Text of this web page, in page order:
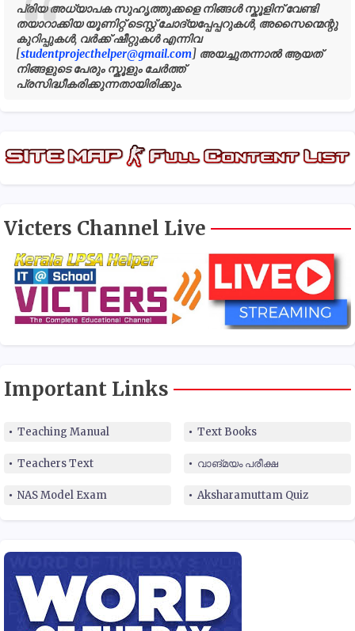
പ്രിയ അധ്യാപക സുഹൃത്തുക്കളെ നിങ്ങൾ സ്കൂളിന് വേണ്ടി
തയാറാക്കിയ യൂണിറ്റ് ടെസ്റ്റ് ചോദ്യപ്പേപ്പറുകൾ, അസൈന്മെന്റു
കുറിപ്പുകൾ, വർക്ക് ഷീറ്റുകൾ എന്നിവ
[studentprojecthelper@gmail.com] അയച്ചുതന്നാൽ ആയത്
നിങ്ങളുടെ പേരും സ്കൂളും ചേർത്ത്
പ്രസിദ്ധീകരിക്കുന്നതായിരിക്കും.
Victers Channel Live
Important Links
Teaching Manual Text Books
Teachers Text വാങ്മയം പരീക്ഷ
NAS Model Exam Aksharamuttam Quiz